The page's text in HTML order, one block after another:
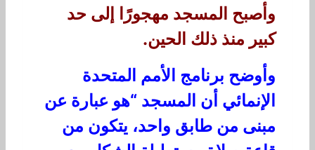
وأصبح المسجد مهجورًا إلى حد
كبير منذ ذلك الحين.
وأوضح برنامج الأمم المتحدة
الإنمائي أن المسجد “هو عبارة عن
مبنى من طابق واحد، يتكون من